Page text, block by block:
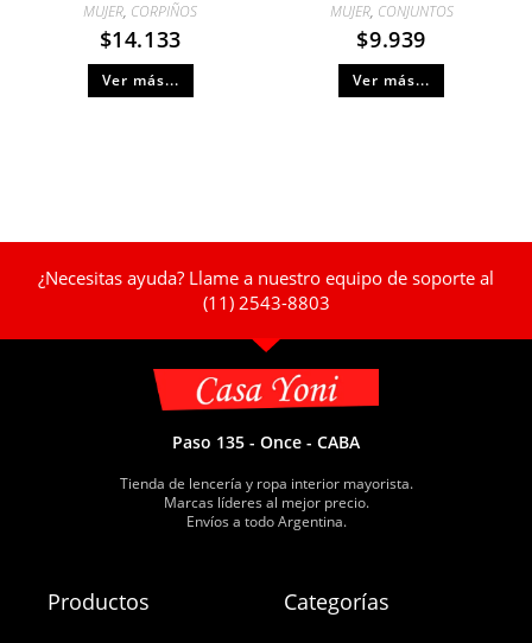
MUJER, CORPIÑOS
$14.133
Ver más...
MUJER, CONJUNTOS
$9.939
Ver más...
¿Necesitas ayuda? Llame a nuestro equipo de soporte al
(11) 2543-8803
Paso 135 - Once - CABA
Tienda de lencería y ropa interior mayorista.
Marcas líderes al mejor precio.
Envíos a todo Argentina.
Productos Categorías